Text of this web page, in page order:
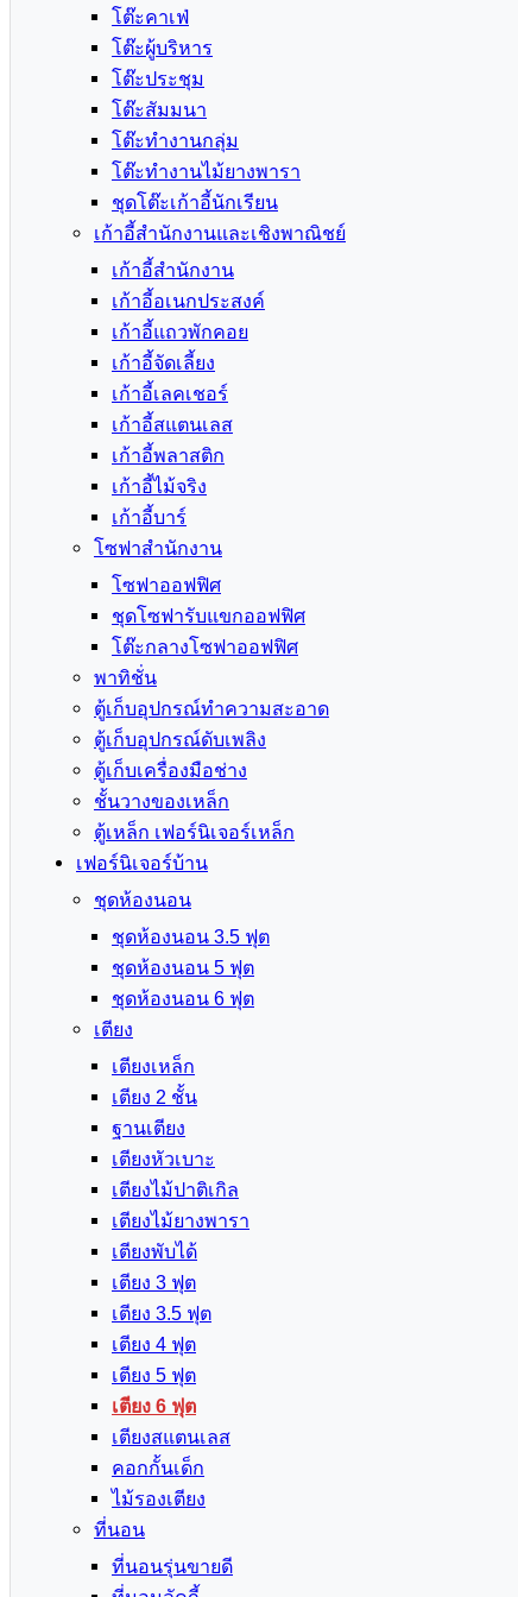
โต๊ะคาเฟ่
โต๊ะผู้บริหาร
โต๊ะประชุม
โต๊ะสัมมนา
โต๊ะทำงานกลุ่ม
โต๊ะทำงานไม้ยางพารา
ชุดโต๊ะเก้าอี้นักเรียน
เก้าอี้สำนักงานและเชิงพาณิชย์
เก้าอี้สำนักงาน
เก้าอี้อเนกประสงค์
เก้าอี้แถวพักคอย
เก้าอี้จัดเลี้ยง
เก้าอี้เลคเชอร์
เก้าอี้สแตนเลส
เก้าอี้พลาสติก
เก้าอี้ไม้จริง
เก้าอี้บาร์
โซฟาสำนักงาน
โซฟาออฟฟิศ
ชุดโซฟารับแขกออฟฟิศ
โต๊ะกลางโซฟาออฟฟิศ
พาทิชั่น
ตู้เก็บอุปกรณ์ทำความสะอาด
ตู้เก็บอุปกรณ์ดับเพลิง
ตู้เก็บเครื่องมือช่าง
ชั้นวางของเหล็ก
ตู้เหล็ก เฟอร์นิเจอร์เหล็ก
เฟอร์นิเจอร์บ้าน
ชุดห้องนอน
ชุดห้องนอน 3.5 ฟุต
ชุดห้องนอน 5 ฟุต
ชุดห้องนอน 6 ฟุต
เตียง
เตียงเหล็ก
เตียง 2 ชั้น
ฐานเตียง
เตียงหัวเบาะ
เตียงไม้ปาติเกิล
เตียงไม้ยางพารา
เตียงพับได้
เตียง 3 ฟุต
เตียง 3.5 ฟุต
เตียง 4 ฟุต
เตียง 5 ฟุต
เตียง 6 ฟุต
เตียงสแตนเลส
คอกกั้นเด็ก
ไม้รองเตียง
ที่นอน
ที่นอนรุ่นขายดี